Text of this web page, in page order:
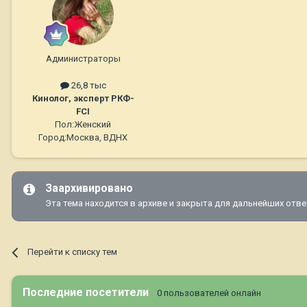
Администраторы
26,8 тыс
Кинолог, эксперт РКФ-
FCI
Пол:Женский
Город:Москва, ВДНХ
Заархивировано
Эта тема находится в архиве и закрыта для дальнейших
Перейти к списку тем
Последние посетители 0 пользователей онлайн